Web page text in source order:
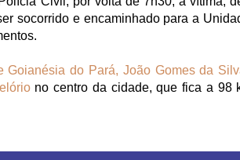
socorrido e encaminhado para a
Goianésia do Pará, João Gomes da
no centro da cidade, que fica a 98